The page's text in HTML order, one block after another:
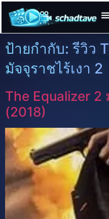
ป้ายกำกับ:รีวิว
มัจจุราชไร้เงา 2
The Equalizer 2
(2018)